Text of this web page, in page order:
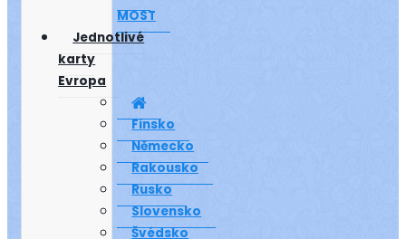
MOST
Jednotlivé
karty
Evropa
Finsko
Německo
Rakousko
Rusko
Slovensko
Švédsko